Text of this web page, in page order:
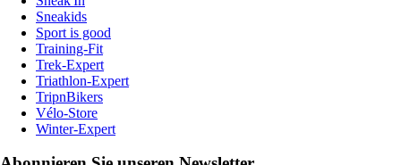
Sneakids
Sport is good
Training-Fit
Trek-Expert
Triathlon-Expert
TripnBikers
Vélo-Store
Winter-Expert